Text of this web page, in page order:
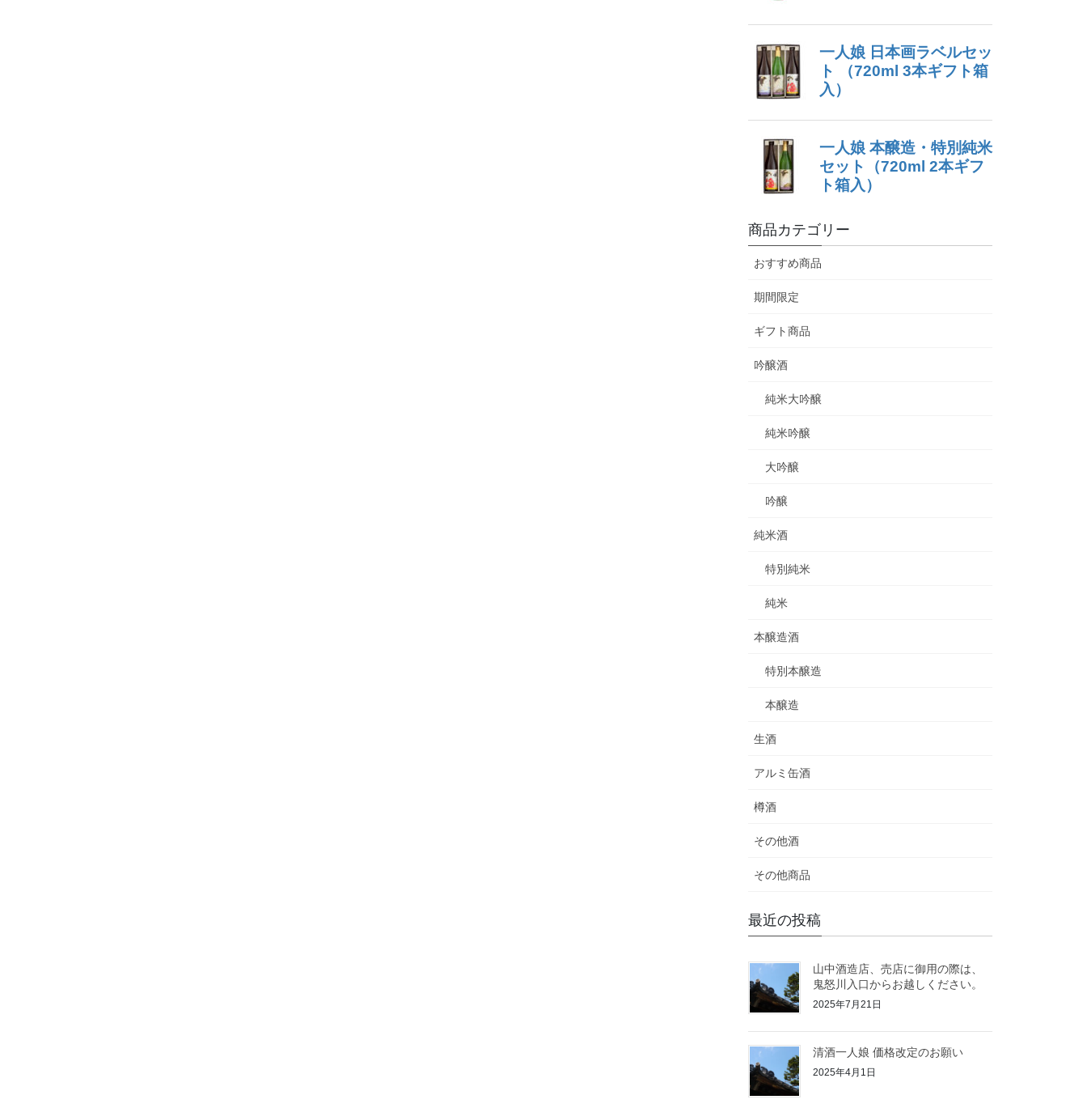
商品カテゴリー
おすすめ商品
期間限定
ギフト商品
吟醸酒
純米大吟醸
純米吟醸
大吟醸
吟醸
純米酒
特別純米
純米
本醸造酒
特別本醸造
本醸造
生酒
アルミ缶酒
樽酒
その他酒
その他商品
最近の投稿
山中酒造店、売店に御用の際は、
鬼怒川入口からお越しください。
2025年7月21日
清酒一人娘 価格改定のお願い
2025年4月1日